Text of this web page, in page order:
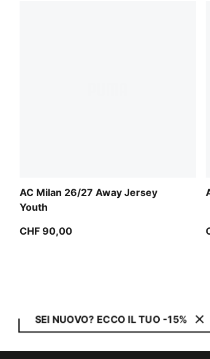
AC Milan 26/27 Away Jersey
Youth
CHF 90,00
SEI NUOVO? ECCO IL TUO -15%